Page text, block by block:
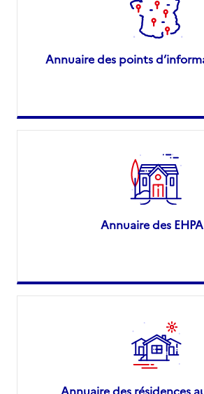
Annuaire des points
Annuaire des
Annuaire des résidences